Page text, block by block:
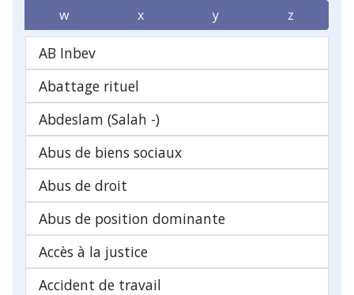
w
x y z
AB Inbev
Abattage rituel
Abdeslam (Salah -)
Abus de biens sociaux
Abus de droit
Abus de position dominante
Accès à la justice
Accident de travail